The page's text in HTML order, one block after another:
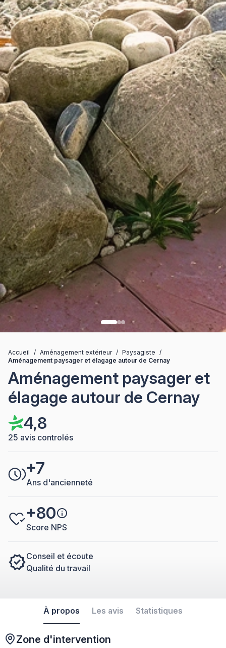
Accueil / Aménagement extérieur / Paysagiste
/
Aménagement paysager et élagage autour de Cernay
Aménagement paysager et
élagage autour de Cernay
4,8
25 avis controlés
+7
Ans d'ancienneté
+80
Score NPS
Conseil et écoute
Qualité du travail
À propos Les avis Statistiques
Zone d'intervention